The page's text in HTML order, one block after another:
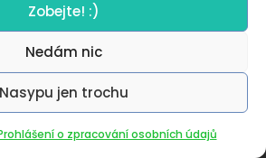
Zobejte! :)
Nedám nic
Nasypu jen trochu
o zpracování osobních údajů